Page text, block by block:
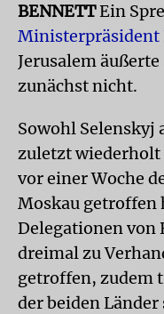
BENNETTEin
Ministerpräsident
Jerusalem
zunächst nicht.
Sowohl Selenskyj
zuletzt
vor einer Woche
Moskau getroffen
Delegationen von
dreimal zu
getroffen, zudem
der beiden